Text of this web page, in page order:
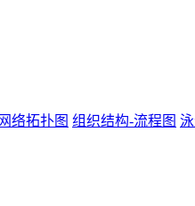
网络拓扑图 组织结构-流程图